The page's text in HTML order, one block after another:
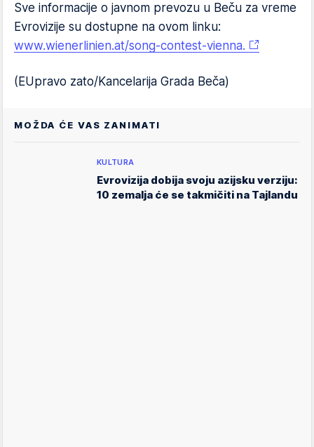
Sve informacije o javnom prevozu u Beču za vreme
Evrovizije su dostupne na ovom linku:
www.wienerlinien.at/song-contest-vienna.
(EUpravo zato/Kancelarija Grada Beča)
MOŽDA ĆE VAS ZANIMATI
KULTURA
Evrovizija dobija svoju azijsku verziju:
10 zemalja će se takmičiti na Tajlandu